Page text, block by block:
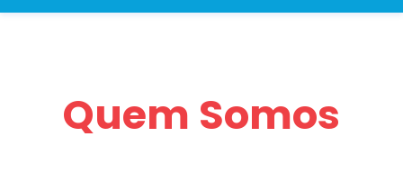
Quem Somos